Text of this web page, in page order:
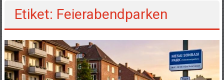
Etiket: Feierabendparken